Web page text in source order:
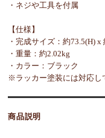
・ネジや工具を付属
【仕様】
・完成サイズ：約73.5(H) x
・重量：約2.02kg
・カラー：ブラック
※ラッカー塗装には対応し
商品説明